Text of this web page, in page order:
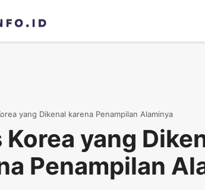
yang Dikenal karena Penampilan Alaminya
yang
Penampilan